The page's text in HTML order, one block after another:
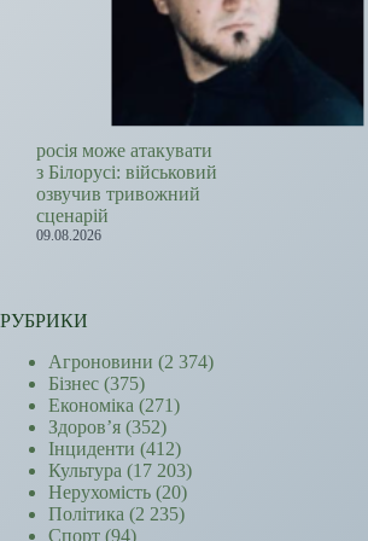
росія може атакувати
з Білорусі: військовий
озвучив тривожний
сценарій
09.08.2026
РУБРИКИ
Агроновини (2 374)
Бізнес (375)
Економіка (271)
Здоров’я (352)
Інциденти (412)
Культура (17 203)
Нерухомість (20)
Політика (2 235)
Спорт (94)